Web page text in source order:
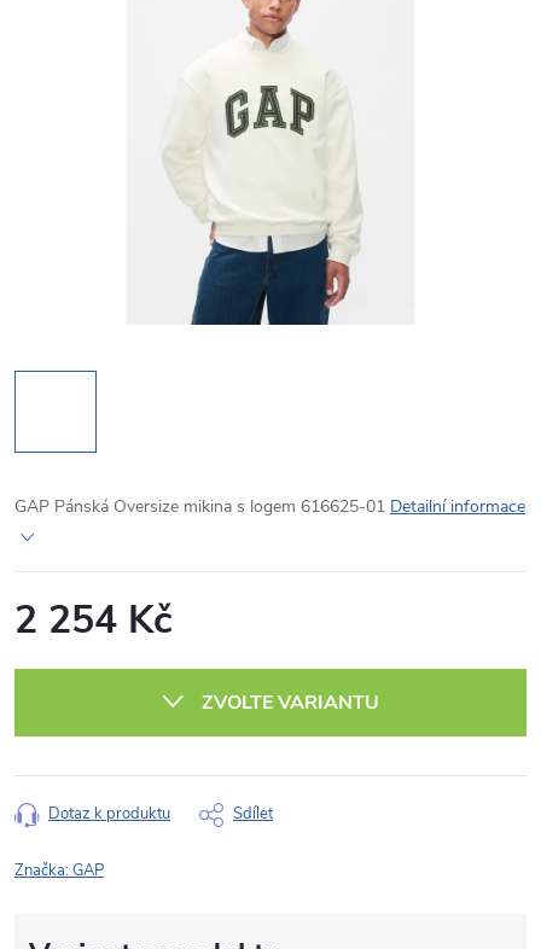
GAP Pánská Oversize mikina s logem 616625-01 Detailní informace
2 254 Kč
ZVOLTE VARIANTU
Dotaz k produktu Sdílet
Značka:GAP